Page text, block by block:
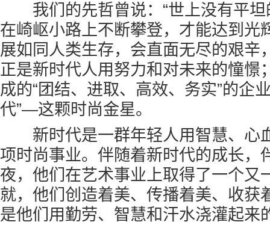
我们的先哲曾说：“世上没有平坦
在崎岖小路上不断攀登，才能达到光
展如同人类生存，会直面无尽的艰辛
正是新时代人用努力和对未来的憧憬
成的“团结、进取、高效、务实”的企
代”—这颗时尚金星。
新时代是一群年轻人用智慧、心
项时尚事业。伴随着新时代的成长，
夜，他们在艺术事业上取得了一个又
就，他们创造着美、传播着美、收获
是他们用勤劳、智慧和汗水浇灌起来